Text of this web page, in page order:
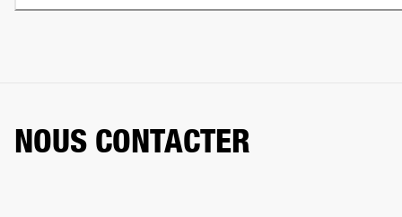
NOUS CONTACTER